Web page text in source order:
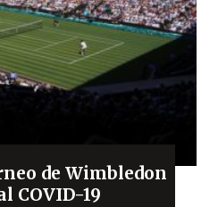
de Wimbledon
COVID-19